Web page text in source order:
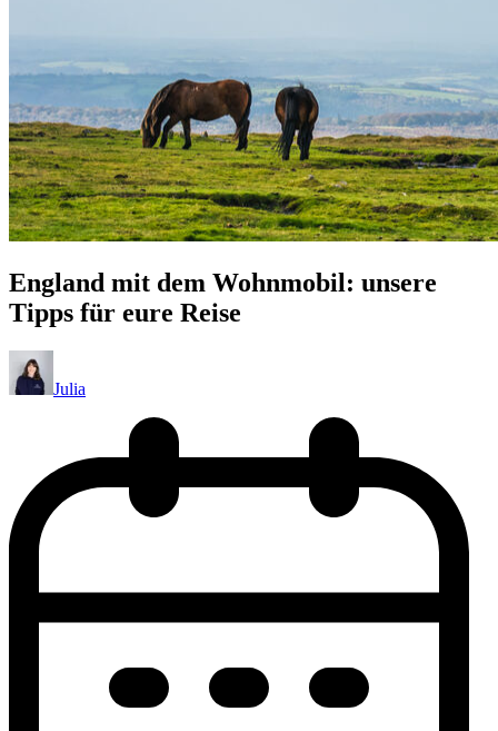
England mit dem Wohnmobil: unsere
Tipps für eure Reise
Julia